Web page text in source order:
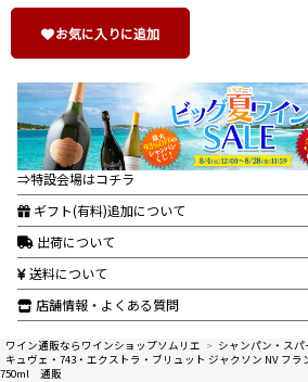
お気に入りに追加
⇒特設会場はコチラ
ギフト(有料)追加について
出荷について
送料について
店舗情報・よくある質問
ワイン通販ならワインショップソムリエ > シャンパン・ス
キュヴェ・743・エクストラ・ブリュット ジャクソン NV フ
750ml 通販